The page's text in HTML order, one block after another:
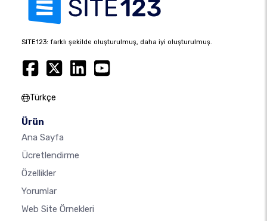
SITE123: farklı şekilde oluşturulmuş, daha iyi oluşturulmuş.
Türkçe
Ürün
Ana Sayfa
Ücretlendirme
Özellikler
Yorumlar
Web Site Örnekleri